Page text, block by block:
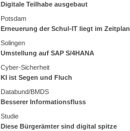
Digitale Teilhabe ausgebaut
Potsdam
Erneuerung der Schul-IT liegt im Zeitplan
Solingen
Umstellung auf SAP S/4HANA
Cyber-Sicherheit
KI ist Segen und Fluch
Databund/BMDS
Besserer Informationsfluss
Studie
Diese Bürgerämter sind digital spitze